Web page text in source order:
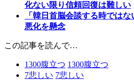
化ない限り信頼回復は難しい
「韓日首脳会談する時では
悪化を懸念
この記事を読んで…
1300腹立つ 1300腹立つ
7悲しい 7悲しい